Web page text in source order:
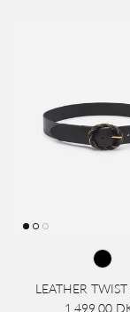
LEATHER
1.499,00